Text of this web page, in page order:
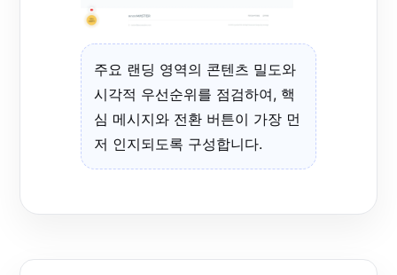
주요 랜딩 영역의 콘텐츠 밀도와
시각적 우선순위를 점검하여, 핵
심 메시지와 전환 버튼이 가장 먼
저 인지되도록 구성합니다.